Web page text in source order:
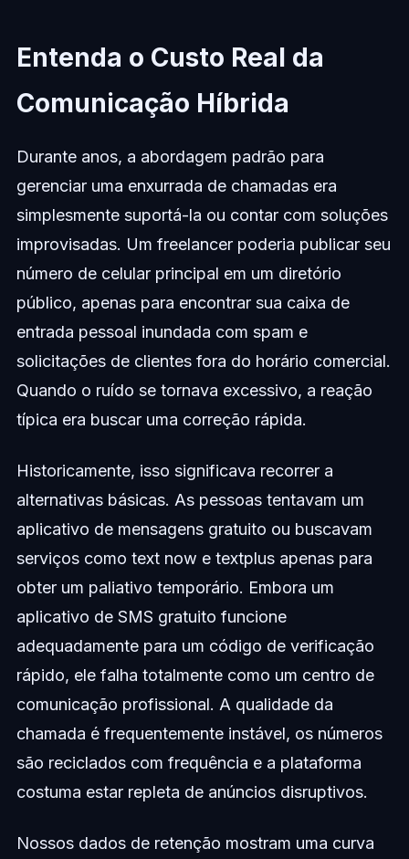
Entenda o Custo Real da
Comunicação Híbrida
Durante anos, a abordagem padrão para
gerenciar uma enxurrada de chamadas era
simplesmente suportá-la ou contar com soluções
improvisadas. Um freelancer poderia publicar seu
número de celular principal em um diretório
público, apenas para encontrar sua caixa de
entrada pessoal inundada com spam e
solicitações de clientes fora do horário comercial.
Quando o ruído se tornava excessivo, a reação
típica era buscar uma correção rápida.
Historicamente, isso significava recorrer a
alternativas básicas. As pessoas tentavam um
aplicativo de mensagens gratuito ou buscavam
serviços como text now e textplus apenas para
obter um paliativo temporário. Embora um
aplicativo de SMS gratuito funcione
adequadamente para um código de verificação
rápido, ele falha totalmente como um centro de
comunicação profissional. A qualidade da
chamada é frequentemente instável, os números
são reciclados com frequência e a plataforma
costuma estar repleta de anúncios disruptivos.
Nossos dados de retenção mostram uma curva